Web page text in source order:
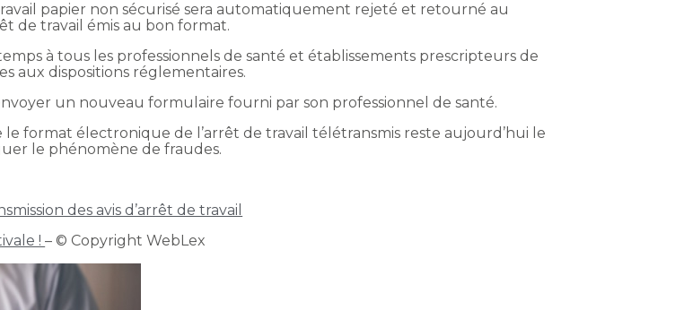
papier non sécurisé sera automatiquement rejeté et retourné au
de travail émis au bon format.
à tous les professionnels de santé et établissements prescripteurs de
aux dispositions réglementaires.
un nouveau formulaire fourni par son professionnel de santé.
format électronique de l’arrêt de travail télétransmis reste aujourd’hui le
le phénomène de fraudes.
des avis d’arrêt de travail
!– © Copyright WebLex